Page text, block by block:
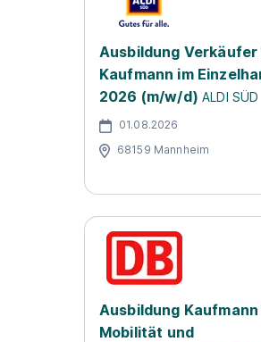
Ausbildung Verkäufer
Kaufmann im
2026 (m/w/d) ALDI SÜD
01.08.2026
68159 Mannheim
Ausbildung
Mobilität und